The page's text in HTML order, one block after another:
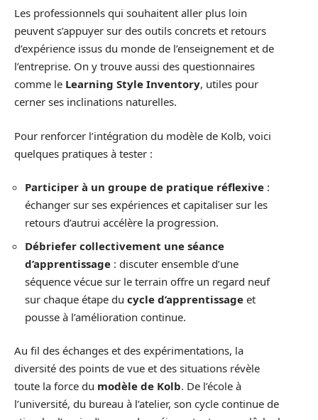
Les professionnels qui souhaitent aller plus loin
peuvent s’appuyer sur des outils concrets et retours
d’expérience issus du monde de l’enseignement et de
l’entreprise. On y trouve aussi des questionnaires
comme le Learning Style Inventory, utiles pour
cerner ses inclinations naturelles.
Pour renforcer l’intégration du modèle de Kolb, voici
quelques pratiques à tester :
Participer à un groupe de pratique réflexive :
échanger sur ses expériences et capitaliser sur les
retours d’autrui accélère la progression.
Débriefer collectivement une séance
d’apprentissage : discuter ensemble d’une
séquence vécue sur le terrain offre un regard neuf
sur chaque étape du cycle d’apprentissage et
pousse à l’amélioration continue.
Au fil des échanges et des expérimentations, la
diversité des points de vue et des situations révèle
toute la force du modèle de Kolb. De l’école à
l’université, du bureau à l’atelier, son cycle continue de